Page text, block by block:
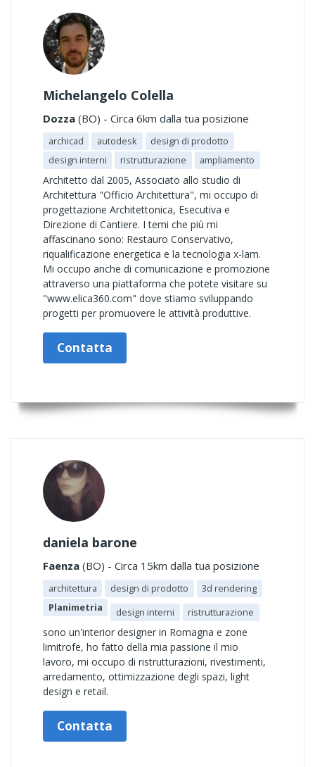
Michelangelo Colella
Dozza (BO) - Circa 6km dalla tua posizione
archicad autodesk
design di prodotto
design interni
ristrutturazione ampliamento
Architetto dal 2005, Associato allo studio di
Architettura "Officio Architettura", mi occupo di
progettazione Architettonica, Esecutiva e
Direzione di Cantiere. I temi che più mi
affascinano sono: Restauro Conservativo,
riqualificazione energetica e la tecnologia x-lam.
Mi occupo anche di comunicazione e promozione
attraverso una piattaforma che potete visitare su
"www.elica360.com" dove stiamo sviluppando
progetti per promuovere le attività produttive.
Contatta
daniela barone
Faenza (BO) - Circa 15km dalla tua posizione
architettura design di prodotto
3d rendering
Planimetria
design interni ristrutturazione
sono un'interior designer in Romagna e zone
limitrofe, ho fatto della mia passione il mio
lavoro, mi occupo di ristrutturazioni, rivestimenti,
arredamento, ottimizzazione degli spazi, light
design e retail.
Contatta